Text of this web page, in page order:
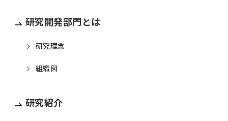
研究開発部門とは
研究理念
組織図
研究紹介